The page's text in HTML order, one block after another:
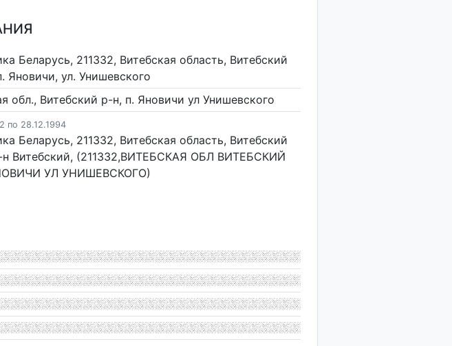
Беларусь, 211332, Витебская область, Витебский
Яновичи, ул. Унишевского
обл., Витебский р-н, п. Яновичи ул Унишевского
по 28.12.1994
Беларусь, 211332, Витебская область, Витебский
н Витебский, (211332,ВИТЕБСКАЯ ОБЛ ВИТЕБСКИЙ
УЛ УНИШЕВСКОГО)